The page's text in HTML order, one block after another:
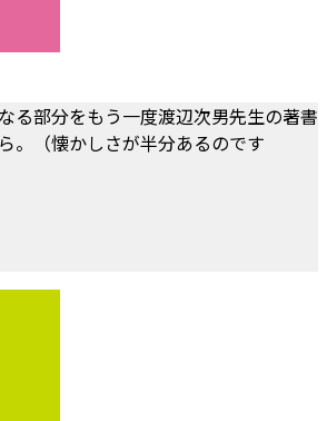
る部分をもう一度渡辺次男先生の著書
。（懐かしさが半分あるのです